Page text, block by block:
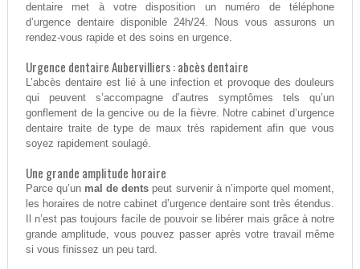
dentaire met à votre disposition un numéro de téléphone
d’urgence dentaire disponible 24h/24. Nous vous assurons un
rendez-vous rapide et des soins en urgence.
Urgence dentaire Aubervilliers : abcès dentaire
L’abcès dentaire est lié à une infection et provoque des douleurs
qui peuvent s’accompagne d’autres symptômes tels qu’un
gonflement de la gencive ou de la fièvre. Notre cabinet d’urgence
dentaire traite de type de maux très rapidement afin que vous
soyez rapidement soulagé.
Une grande amplitude horaire
Parce qu’un mal de dents peut survenir à n’importe quel moment,
les horaires de notre cabinet d’urgence dentaire sont très étendus.
Il n’est pas toujours facile de pouvoir se libérer mais grâce à notre
grande amplitude, vous pouvez passer après votre travail même
si vous finissez un peu tard.